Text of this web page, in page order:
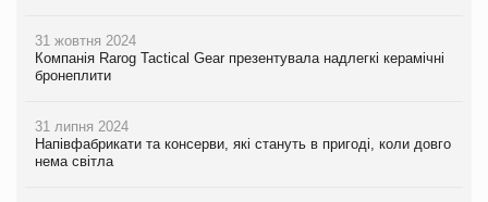
31 жовтня 2024
Компанія Rarog Tactical Gear презентувала надлегкі керамічні
бронеплити
31 липня 2024
Напівфабрикати та консерви, які стануть в пригоді, коли довго
нема світла